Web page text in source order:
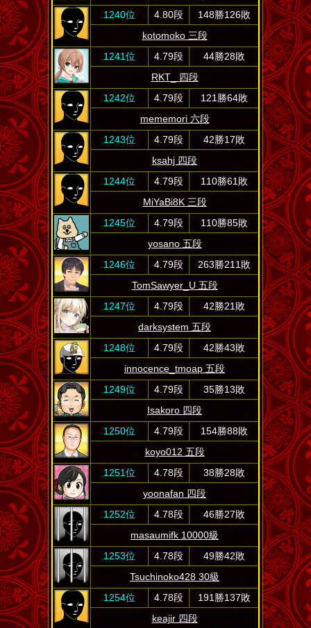
1240位
4.80段
148勝126敗
kotomoko 三段
1241位
4.79段
44勝28敗
RKT_ 四段
1242位
4.79段
121勝64敗
mememori 六段
1243位
4.79段
42勝17敗
ksahj 四段
1244位
4.79段
110勝61敗
MiYaBi8K 三段
1245位
4.79段
110勝85敗
yosano 五段
1246位
4.79段
263勝211敗
TomSawyer_U 五段
1247位
4.79段
42勝21敗
darksystem 五段
1248位
4.79段
42勝43敗
innocence_tmoap 五段
1249位
4.79段
35勝13敗
Isakoro 四段
1250位
4.79段
154勝88敗
koyo012 五段
1251位
4.78段
38勝28敗
yoonafan 四段
1252位
4.78段
46勝27敗
masaumifk 10000級
1253位
4.78段
49勝42敗
Tsuchinoko428 30級
1254位
4.78段
191勝137敗
keajir 四段